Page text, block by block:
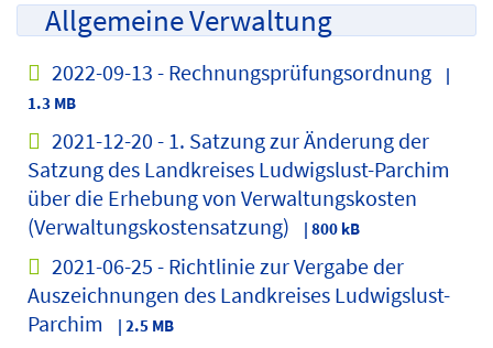
Allgemeine Verwaltung
2022-09-13 - Rechnungsprüfungsordnung
|
1.3 MB
2021-12-20 - 1. Satzung zur Änderung der
Satzung des Landkreises Ludwigslust-Parchim
über die Erhebung von Verwaltungskosten
(Verwaltungskostensatzung)
| 800 kB
2021-06-25 - Richtlinie zur Vergabe der
Auszeichnungen des Landkreises Ludwigslust-
Parchim
| 2.5 MB